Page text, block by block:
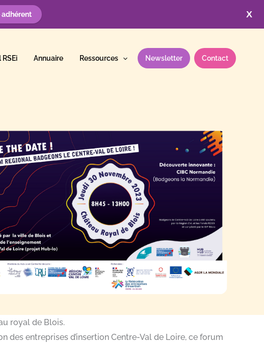
X
adhérent
RSEi Annuaire Ressources Newsletter Contact
royal de Blois.
des entreprises d’insertion Centre-Val de Loire, ce forum